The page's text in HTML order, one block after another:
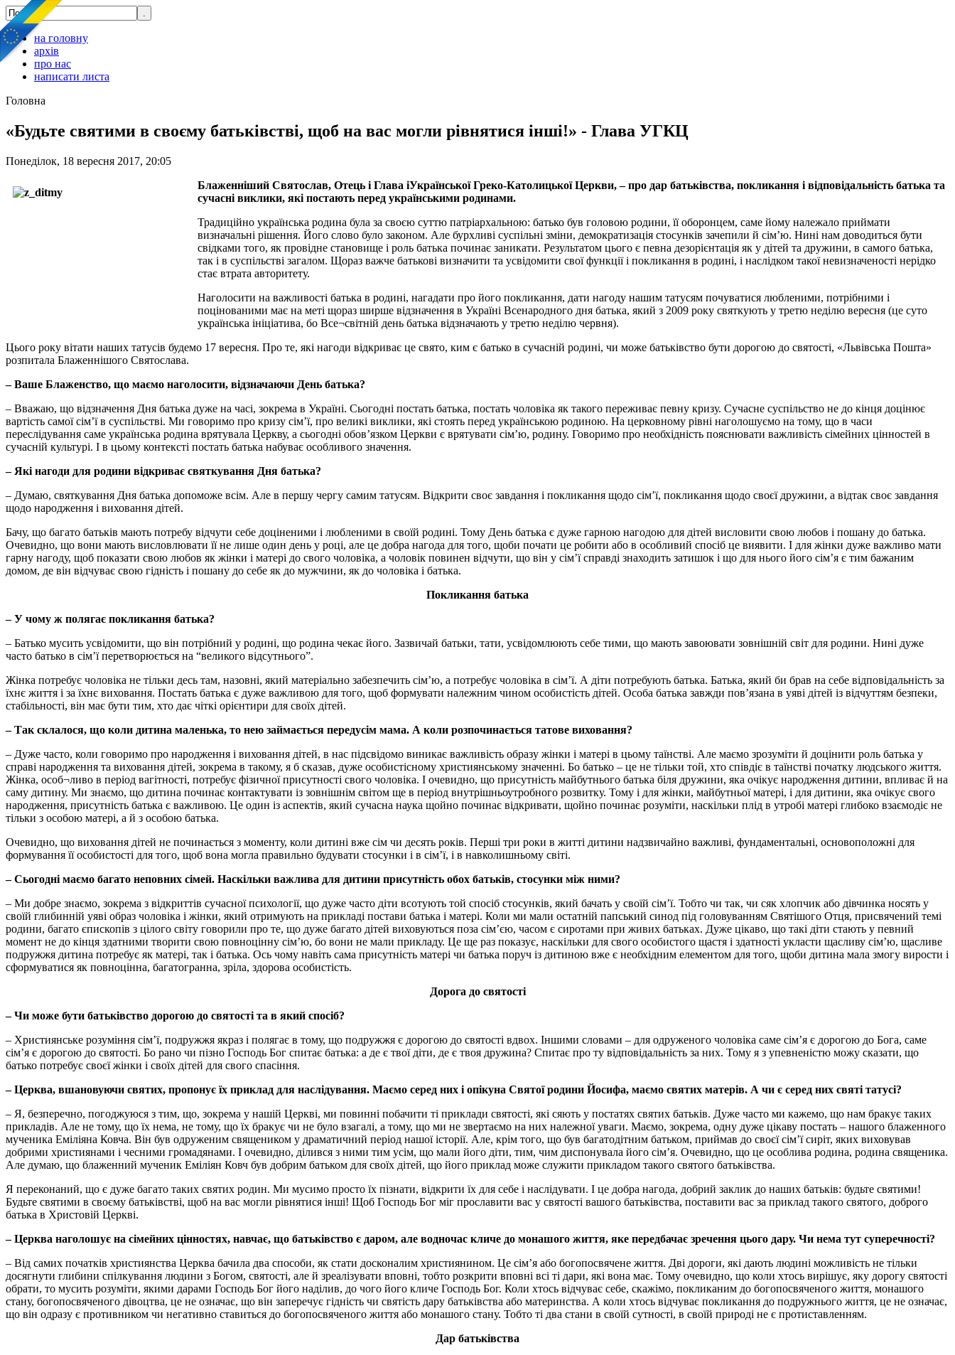
на головну
архів
про нас
написати листа
Головна
«Будьте святими в своєму батьківстві, щоб на вас могли рівнятися інші!» - Глава УГКЦ
Понеділок, 18 вересня 2017, 20:05
Блаженніший Святослав, Отець і Глава іУкраїнської Греко-Католицької Церкви, – про дар батьківства, покликання і відповідальність батька та
сучасні виклики, які постають перед українськими родинами.
Традиційно українська родина була за своєю суттю патріархальною: батько був головою родини, її оборонцем, саме йому належало приймати
визначальні рішення. Його слово було законом. Але бурхливі суспільні зміни, демократизація стосунків зачепили й сім’ю. Нині нам доводиться бути
свідками того, як провідне становище і роль батька починає заникати. Результатом цього є певна дезорієнтація як у дітей та дружини, в самого батька,
так і в суспільстві загалом. Щораз важче батькові визначити та усвідомити свої функції і покликання в родині, і наслідком такої невизначеності нерідко
стає втрата авторитету.
Наголосити на важливості батька в родині, нагадати про його покликання, дати нагоду нашим татусям почуватися любленими, потрібними і
поцінованими має на меті щораз ширше відзначення в Україні Всенародного дня батька, який з 2009 року святкують у третю неділю вересня (це суто
українська ініціатива, бо Все¬світній день батька відзначають у третю неділю червня).
Цього року вітати наших татусів будемо 17 вересня. Про те, які нагоди відкриває це свято, ким є батько в сучасній родині, чи може батьківство бути дорогою до святості, «Львівська Пошта»
розпитала Блаженнішого Святослава.
– Ваше Блаженство, що маємо наголосити, відзначаючи День батька?
– Вважаю, що відзначення Дня батька дуже на часі, зокрема в Україні. Сьогодні постать батька, постать чоловіка як такого переживає певну кризу. Сучасне суспільство не до кінця доцінює
вартість самої сім’ї в суспільстві. Ми говоримо про кризу сім’ї, про великі виклики, які стоять перед українською родиною. На церковному рівні наголошуємо на тому, що в часи
переслідування саме українська родина врятувала Церкву, а сьогодні обов’язком Церкви є врятувати сім’ю, родину. Говоримо про необхідність пояснювати важливість сімейних цінностей в
сучасній культурі. І в цьому контексті постать батька набуває особливого значення.
– Які нагоди для родини відкриває святкування Дня батька?
– Думаю, святкування Дня батька допоможе всім. Але в першу чергу самим татусям. Відкрити своє завдання і покликання щодо сім’ї, покликання щодо своєї дружини, а відтак своє завдання
щодо народження і виховання дітей.
Бачу, що багато батьків мають потребу відчути себе доціненими і любленими в своїй родині. Тому День батька є дуже гарною нагодою для дітей висловити свою любов і пошану до батька.
Очевидно, що вони мають висловлювати її не лише один день у році, але це добра нагода для того, щоби почати це робити або в особливий спосіб це виявити. І для жінки дуже важливо мати
гарну нагоду, щоб показати свою любов як жінки і матері до свого чоловіка, а чоловік повинен відчути, що він у сім’ї справді знаходить затишок і що для нього його сім’я є тим бажаним
домом, де він відчуває свою гідність і пошану до себе як до мужчини, як до чоловіка і батька.
Покликання батька
– У чому ж полягає покликання батька?
– Батько мусить усвідомити, що він потрібний у родині, що родина чекає його. Зазвичай батьки, тати, усвідомлюють себе тими, що мають завоювати зовнішній світ для родини. Нині дуже
часто батько в сім’ї перетворюється на “великого відсутнього”.
Жінка потребує чоловіка не тільки десь там, назовні, який матеріально забезпечить сім’ю, а потребує чоловіка в сім’ї. А діти потребують батька. Батька, який би брав на себе відповідальність за
їхнє життя і за їхнє виховання. Постать батька є дуже важливою для того, щоб формувати належним чином особистість дітей. Особа батька завжди пов’язана в уяві дітей із відчуттям безпеки,
стабільності, він має бути тим, хто дає чіткі орієнтири для своїх дітей.
– Так склалося, що коли дитина маленька, то нею займається передусім мама. А коли розпочинається татове виховання?
– Дуже часто, коли говоримо про народження і виховання дітей, в нас підсвідомо виникає важливість образу жінки і матері в цьому таїнстві. Але маємо зрозуміти й доцінити роль батька у
справі народження та виховання дітей, зокрема в такому, я б сказав, дуже особистісному християнському значенні. Бо батько – це не тільки той, хто співдіє в таїнстві початку людського життя.
Жінка, особ¬ливо в період вагітності, потребує фізичної присутності свого чоловіка. І очевидно, що присутність майбутнього батька біля дружини, яка очікує народження дитини, впливає й на
саму дитину. Ми знаємо, що дитина починає контактувати із зовнішнім світом ще в період внутрішньоутробного розвитку. Тому і для жінки, майбутньої матері, і для дитини, яка очікує свого
народження, присутність батька є важливою. Це один із аспектів, який сучасна наука щойно починає відкривати, щойно починає розуміти, наскільки плід в утробі матері глибоко взаємодіє не
тільки з особою матері, а й з особою батька.
Очевидно, що виховання дітей не починається з моменту, коли дитині вже сім чи десять років. Перші три роки в житті дитини надзвичайно важливі, фундаментальні, основоположні для
формування її особистості для того, щоб вона могла правильно будувати стосунки і в сім’ї, і в навколишньому світі.
– Сьогодні маємо багато неповних сімей. Наскільки важлива для дитини присутність обох батьків, стосунки між ними?
– Ми добре знаємо, зокрема з відкриттів сучасної психології, що дуже часто діти всотують той спосіб стосунків, який бачать у своїй сім’ї. Тобто чи так, чи сяк хлопчик або дівчинка носять у
своїй глибинній уяві образ чоловіка і жінки, який отримують на прикладі постави батька і матері. Коли ми мали остатній папський синод під головуванням Святішого Отця, присвячений темі
родини, багато єпископів з цілого світу говорили про те, що дуже багато дітей виховуються поза сім’єю, часом є сиротами при живих батьках. Дуже цікаво, що такі діти стають у певний
момент не до кінця здатними творити свою повноцінну сім’ю, бо вони не мали прикладу. Це ще раз показує, наскільки для свого особистого щастя і здатності укласти щасливу сім’ю, щасливе
подружжя дитина потребує як матері, так і батька. Ось чому навіть сама присутність матері чи батька поруч із дитиною вже є необхідним елементом для того, щоби дитина мала змогу вирости і
сформуватися як повноцінна, багатогранна, зріла, здорова особистість.
Дорога до святості
– Чи може бути батьківство дорогою до святості та в який спосіб?
– Християнське розуміння сім’ї, подружжя якраз і полягає в тому, що подружжя є дорогою до святості вдвох. Іншими словами – для одруженого чоловіка саме сім’я є дорогою до Бога, саме
сім’я є дорогою до святості. Бо рано чи пізно Господь Бог спитає батька: а де є твої діти, де є твоя дружина? Спитає про ту відповідальність за них. Тому я з упевненістю можу сказати, що
батько потребує своєї жінки і своїх дітей для свого спасіння.
– Церква, вшановуючи святих, пропонує їх приклад для наслідування. Маємо серед них і опікуна Святої родини Йосифа, маємо святих матерів. А чи є серед них святі татусі?
– Я, безперечно, погоджуюся з тим, що, зокрема у нашій Церкві, ми повинні побачити ті приклади святості, які сяють у постатях святих батьків. Дуже часто ми кажемо, що нам бракує таких
прикладів. Але не тому, що їх нема, не тому, що їх бракує чи не було взагалі, а тому, що ми не звертаємо на них належної уваги. Маємо, зокрема, одну дуже цікаву постать – нашого блаженного
мученика Еміліяна Ковча. Він був одруженим священиком у драматичний період нашої історії. Але, крім того, що був багатодітним батьком, приймав до своєї сім’ї сиріт, яких виховував
добрими християнами і чесними громадянами. І очевидно, ділився з ними тим усім, що мали його діти, тим, чим диспонувала його сім’я. Очевидно, що це особлива родина, родина священика.
Але думаю, що блаженний мученик Еміліян Ковч був добрим батьком для своїх дітей, що його приклад може служити прикладом такого святого батьківства.
Я переконаний, що є дуже багато таких святих родин. Ми мусимо просто їх пізнати, відкрити їх для себе і наслідувати. І це добра нагода, добрий заклик до наших батьків: будьте святими!
Будьте святими в своєму батьківстві, щоб на вас могли рівнятися інші! Щоб Господь Бог міг прославити вас у святості вашого батьківства, поставити вас за приклад такого святого, доброго
батька в Христовій Церкві.
– Церква наголошує на сімейних цінностях, навчає, що батьківство є даром, але водночас кличе до монашого життя, яке передбачає зречення цього дару. Чи нема тут суперечності?
– Від самих початків християнства Церква бачила два способи, як стати досконалим християнином. Це сім’я або богопосвячене життя. Дві дороги, які дають людині можливість не тільки
досягнути глибини спілкування людини з Богом, святості, але й зреалізувати вповні, тобто розкрити вповні всі ті дари, які вона має. Тому очевидно, що коли хтось вирішує, яку дорогу святості
обрати, то мусить розуміти, якими дарами Господь Бог його наділив, до чого його кличе Господь Бог. Коли хтось відчуває себе, скажімо, покликаним до богопосвяченого життя, монашого
стану, богопосвяченого дівоцтва, це не означає, що він заперечує гідність чи святість дару батьківства або материнства. А коли хтось відчуває покликання до подружнього життя, це не означає,
що він одразу є противником чи негативно ставиться до богопосвяченого життя або монашого стану. Тобто ті два стани в своїй сутності, в своїй природі не є протиставленням.
Дар батьківства